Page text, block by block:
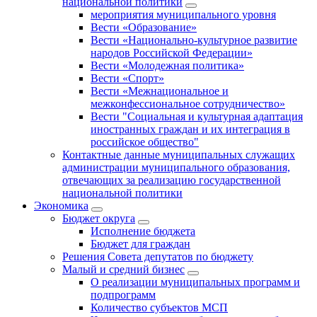
мероприятия муниципального уровня
Вести «Образование»
Вести «Национально-культурное развитие
народов Российской Федерации»
Вести «Молодежная политика»
Вести «Спорт»
Вести «Межнациональное и
межконфессиональное сотрудничество»
Вести "Социальная и культурная адаптация
иностранных граждан и их интеграция в
российское общество"
Контактные данные муниципальных служащих
администрации муниципального образования,
отвечающих за реализацию государственной
национальной политики
Экономика
Бюджет округa
Исполнение бюджета
Бюджет для граждан
Решения Совета депутатов по бюджету
Малый и средний бизнес
О реализации муниципальных программ и
подпрограмм
Количество субъектов МСП